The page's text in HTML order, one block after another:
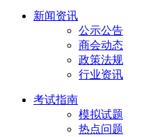
新闻资讯
公示公告
商会动态
政策法规
行业资讯
考试指南
模拟试题
热点问题